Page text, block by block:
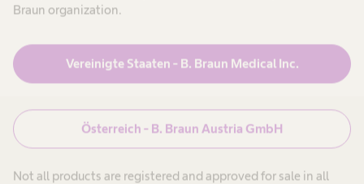
Braun organization.
Vereinigte Staaten - B. Braun Medical Inc.
Österreich - B. Braun Austria GmbH
Not all products are registered and approved for sale in all